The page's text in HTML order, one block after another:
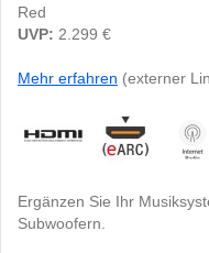
Red
UVP: 2.299 €
Mehr erfahren (externer
Ergänzen Sie Ihr
Subwoofern.